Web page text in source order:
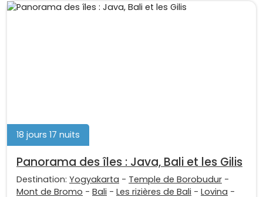
18 jours 17 nuits
Panorama des îles : Java, Bali et les Gilis
Destination: Yogyakarta - Temple de Borobudur -
Mont de Bromo - Bali - Les rizières de Bali - Lovina -